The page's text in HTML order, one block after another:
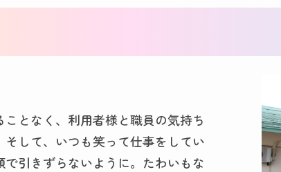
となく、利用者様と職員の気持ち
して、いつも笑って仕事をしてい
引きずらないように。たわいもな